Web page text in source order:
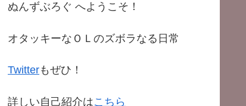
ぬんずぶろぐ へようこそ！
オタッキーなＯＬのズボラなる日常
Twitterもぜひ！
詳しい自己紹介はこちら